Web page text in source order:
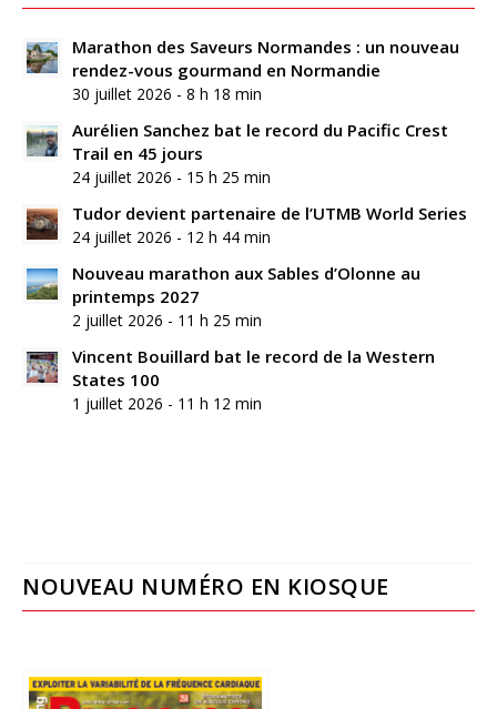
Marathon des Saveurs Normandes : un nouveau
rendez-vous gourmand en Normandie
30 juillet 2026 - 8 h 18 min
Aurélien Sanchez bat le record du Pacific Crest
Trail en 45 jours
24 juillet 2026 - 15 h 25 min
Tudor devient partenaire de l’UTMB World Series
24 juillet 2026 - 12 h 44 min
Nouveau marathon aux Sables d’Olonne au
printemps 2027
2 juillet 2026 - 11 h 25 min
Vincent Bouillard bat le record de la Western
States 100
1 juillet 2026 - 11 h 12 min
NOUVEAU NUMÉRO EN KIOSQUE